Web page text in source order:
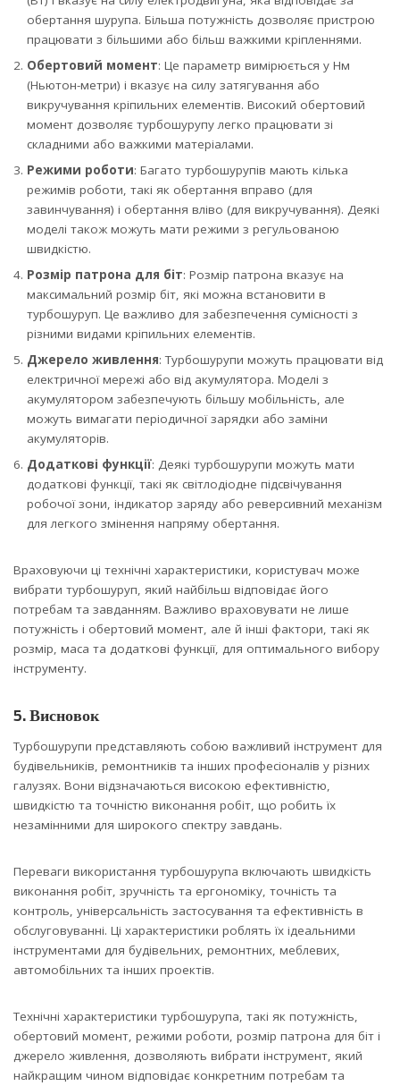
обертання шурупа. Більша потужність дозволяє пристрою
працювати з більшими або більш важкими кріпленнями.
Обертовий момент: Це параметр вимірюється у Нм
(Ньютон-метри) і вказує на силу затягування або
викручування кріпильних елементів. Високий обертовий
момент дозволяє турбошурупу легко працювати зі
складними або важкими матеріалами.
Режими роботи: Багато турбошурупів мають кілька
режимів роботи, такі як обертання вправо (для
завинчування) і обертання вліво (для викручування). Деякі
моделі також можуть мати режими з регульованою
швидкістю.
Розмір патрона для біт: Розмір патрона вказує на
максимальний розмір біт, які можна встановити в
турбошуруп. Це важливо для забезпечення сумісності з
різними видами кріпильних елементів.
Джерело живлення: Турбошурупи можуть працювати від
електричної мережі або від акумулятора. Моделі з
акумулятором забезпечують більшу мобільність, але
можуть вимагати періодичної зарядки або заміни
акумуляторів.
Додаткові функції: Деякі турбошурупи можуть мати
додаткові функції, такі як світлодіодне підсвічування
робочої зони, індикатор заряду або реверсивний механізм
для легкого змінення напряму обертання.
Враховуючи ці технічні характеристики, користувач може
вибрати турбошуруп, який найбільш відповідає його
потребам та завданням. Важливо враховувати не лише
потужність і обертовий момент, але й інші фактори, такі як
розмір, маса та додаткові функції, для оптимального вибору
інструменту.
5. Висновок
Турбошурупи представляють собою важливий інструмент для
будівельників, ремонтників та інших професіоналів у різних
галузях. Вони відзначаються високою ефективністю,
швидкістю та точністю виконання робіт, що робить їх
незамінними для широкого спектру завдань.
Переваги використання турбошурупа включають швидкість
виконання робіт, зручність та ергономіку, точність та
контроль, універсальність застосування та ефективність в
обслуговуванні. Ці характеристики роблять їх ідеальними
інструментами для будівельних, ремонтних, меблевих,
автомобільних та інших проектів.
Технічні характеристики турбошурупа, такі як потужність,
обертовий момент, режими роботи, розмір патрона для біт і
джерело живлення, дозволяють вибрати інструмент, який
найкращим чином відповідає конкретним потребам та